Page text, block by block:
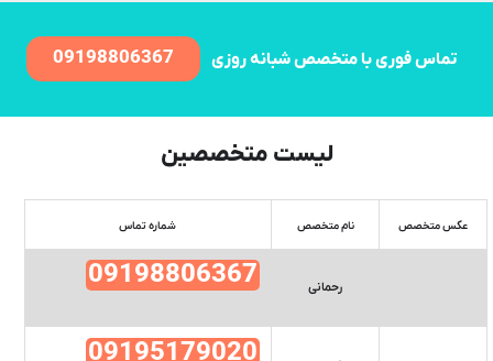
تماس فوری با متخصص شبانه روزی 09198806367
لیست متخصصین
عکس متخصص نام متخصص شماره تماس
رحمانی 09198806367
09195179020